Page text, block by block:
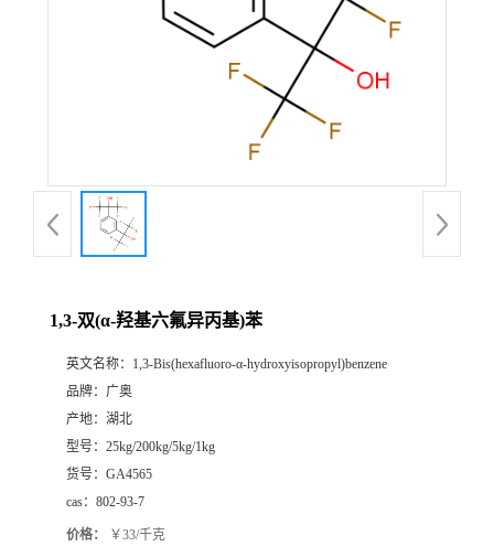
1,3-双(α-羟基六氟异丙基)苯
英文名称： 1,3-Bis(hexafluoro-α-hydroxyisopropyl)benzene
品牌： 广奥
产地： 湖北
型号： 25kg/200kg/5kg/1kg
货号： GA4565
cas： 802-93-7
价格： ￥33/千克